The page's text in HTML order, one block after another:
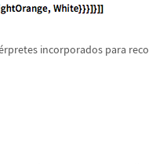
rpretes incorporados para